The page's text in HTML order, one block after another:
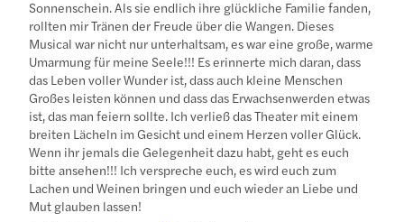
Sonnenschein. Als sie endlich ihre glückliche Familie fanden,
rollten mir Tränen der Freude über die Wangen. Dieses
Musical war nicht nur unterhaltsam, es war eine große, warme
Umarmung für meine Seele!!! Es erinnerte mich daran, dass
das Leben voller Wunder ist, dass auch kleine Menschen
Großes leisten können und dass das Erwachsenwerden etwas
ist, das man feiern sollte. Ich verließ das Theater mit einem
breiten Lächeln im Gesicht und einem Herzen voller Glück.
Wenn ihr jemals die Gelegenheit dazu habt, geht es euch
bitte ansehen!!! Ich verspreche euch, es wird euch zum
Lachen und Weinen bringen und euch wieder an Liebe und
Mut glauben lassen!